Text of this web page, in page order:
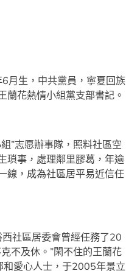
月生，中共黨員，寧夏回族
蘭花熱情小組黨支部書記。
”志愿辦事隊，照料社區空
瑣事，處理鄰里膠葛，年逾
線，成為社區居平易近信任
社區居委會曾經任務了20
不及休。”閑不住的王蘭花
和愛心人士，于2005年景立